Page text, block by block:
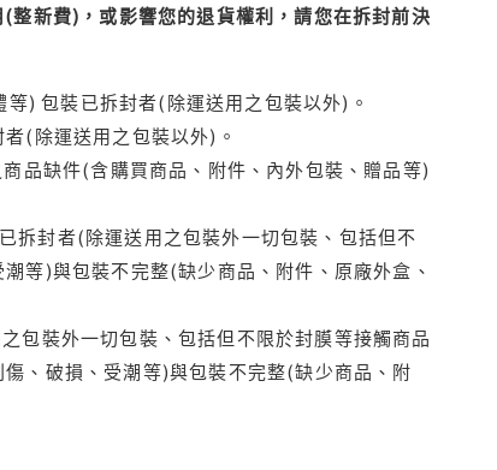
新費)，或影響您的退貨權利，請您在拆封前決
) 包裝已拆封者(除運送用之包裝以外)。
(除運送用之包裝以外)。
品缺件(含購買商品、附件、內外包裝、贈品等)
拆封者(除運送用之包裝外一切包裝、包括但不
等)與包裝不完整(缺少商品、附件、原廠外盒、
包裝外一切包裝、包括但不限於封膜等接觸商品
、破損、受潮等)與包裝不完整(缺少商品、附